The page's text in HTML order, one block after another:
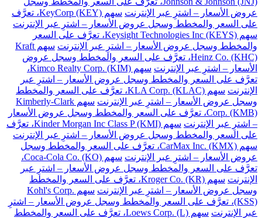
عروض الأسعار – اشترِ عبر الإنترنت
سهم KeyCorp (KEY)، تعرَّف
على السعر والمخطط وسجل عروض الأسعار – اشترِ عبر الإنترنت
سهم Keysight Technologies Inc (KEYS)، تعرَّف على السعر
والمخطط وسجل عروض الأسعار – اشترِ عبر الإنترنت
سهم Kraft
Heinz Co. (KHC)، تعرَّف على السعر والمخطط وسجل عروض
الأسعار – اشترِ عبر الإنترنت
سهم Kimco Realty Corp. (KIM)،
تعرَّف على السعر والمخطط وسجل عروض الأسعار – اشترِ عبر
الإنترنت
سهم KLA Corp. (KLAC)، تعرَّف على السعر والمخطط
وسجل عروض الأسعار – اشترِ عبر الإنترنت
سهم Kimberly-Clark
Corp. (KMB)، تعرَّف على السعر والمخطط وسجل عروض الأسعار
– اشترِ عبر الإنترنت
سهم Kinder Morgan Inc Class P (KMI)، تعرَّف
على السعر والمخطط وسجل عروض الأسعار – اشترِ عبر الإنترنت
سهم CarMax Inc. (KMX)، تعرَّف على السعر والمخطط وسجل
عروض الأسعار – اشترِ عبر الإنترنت
سهم Coca-Cola Co. (KO)،
تعرَّف على السعر والمخطط وسجل عروض الأسعار – اشترِ عبر
الإنترنت
سهم Kroger Co. (KR)، تعرَّف على السعر والمخطط
وسجل عروض الأسعار – اشترِ عبر الإنترنت
سهم Kohl's Corp.
(KSS)، تعرَّف على السعر والمخطط وسجل عروض الأسعار – اشترِ
عبر الإنترنت
سهم Loews Corp. (L)، تعرَّف على السعر والمخطط